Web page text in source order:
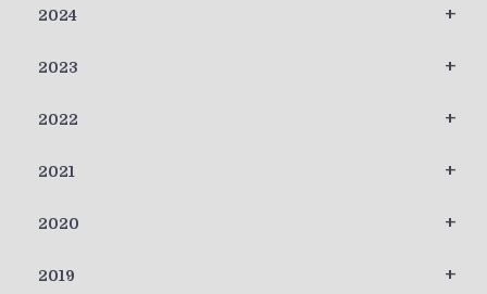
+
2024
+
2023
+
2022
+
2021
+
2020
+
2019